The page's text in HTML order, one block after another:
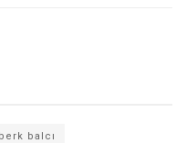
berk balcı